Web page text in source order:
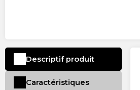
Descriptif produit
Caractéristiques